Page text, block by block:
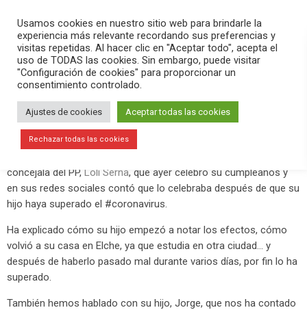
search menu pause PLAY
abril 1, 2020
Testimonio en primera persona de
quien ha superado el coronavirus
El programaVersión Radio-El Aperitivo
concejala del PP, Loli Serna, que ayer celebró su cumpleaños y
en sus redes sociales contó que lo celebraba después de que su
hijo haya superado el #coronavirus.
Ha explicado cómo su hijo empezó a notar los efectos, cómo
volvió a su casa en Elche, ya que estudia en otra ciudad… y
después de haberlo pasado mal durante varios días, por fin lo ha
superado.
También hemos hablado con su hijo, Jorge, que nos ha contado
Usamos cookies en nuestro sitio web para brindarle la
experiencia más relevante recordando sus preferencias y
visitas repetidas. Al hacer clic en "Aceptar todo", acepta el
uso de TODAS las cookies. Sin embargo, puede visitar
"Configuración de cookies" para proporcionar un
consentimiento controlado.
Ajustes de cookies Aceptar todas las cookies
Rechazar todas las cookies